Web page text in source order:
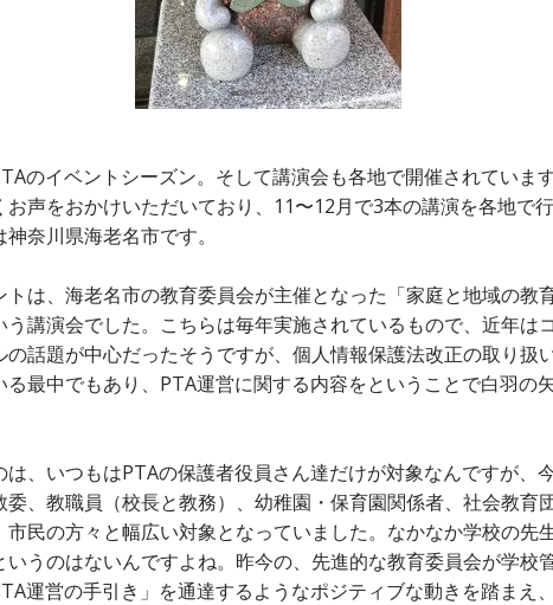
のイベントシーズン。そして講演会も各地で開催されていま
お声をおかけいただいており、11〜12月で3本の講演を各地で
奈川県海老名市です。
トは、海老名市の教育委員会が主催となった「家庭と地域の教
う講演会でした。こちらは毎年実施されているもので、近年は
の話題が中心だったそうですが、個人情報保護法改正の取り扱
る最中でもあり、PTA運営に関する内容をということで白羽の
は、いつもはPTAの保護者役員さん達だけが対象なんですが、
委、教職員（校長と教務）、幼稚園・保育園関係者、社会教育
市民の方々と幅広い対象となっていました。なかなか学校の先
いうのはないんですよね。昨今の、先進的な教育委員会が学校
運営の手引き」を通達するようなポジティブな動きを踏まえ